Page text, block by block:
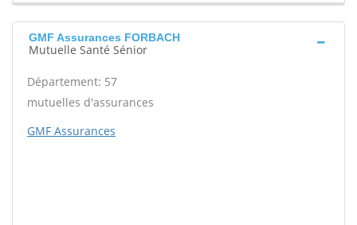
GMF Assurances FORBACH
Mutuelle Santé Sénior
Département: 57
mutuelles d'assurances
GMF Assurances